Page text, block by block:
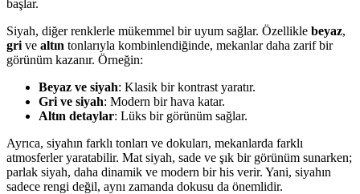
başlar.
Siyah, diğer renklerle mükemmel bir uyum sağlar. Özellikle beyaz,
gri ve altın tonlarıyla kombinlendiğinde, mekanlar daha zarif bir
görünüm kazanır. Örneğin:
Beyaz ve siyah: Klasik bir kontrast yaratır.
Gri ve siyah: Modern bir hava katar.
Altın detaylar: Lüks bir görünüm sağlar.
Ayrıca, siyahın farklı tonları ve dokuları, mekanlarda farklı
atmosferler yaratabilir. Mat siyah, sade ve şık bir görünüm sunarken;
parlak siyah, daha dinamik ve modern bir his verir. Yani, siyahın
sadece rengi değil, aynı zamanda dokusu da önemlidir.